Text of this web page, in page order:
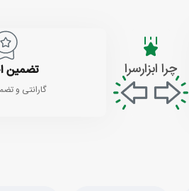
چرا ابزارسرا تضمین
گارانتی و